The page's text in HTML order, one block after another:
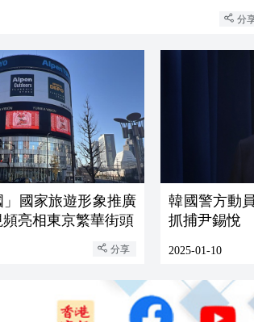
分
」國家旅遊形象推廣
亮相東京繁華街頭
分享
韓國警方動
抓捕尹錫悅
2025-01-10